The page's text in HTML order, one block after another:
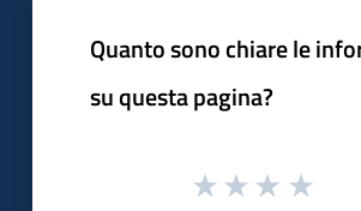
Quanto sono chiare le
su questa pagina?